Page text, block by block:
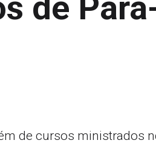
de cursos ministrados